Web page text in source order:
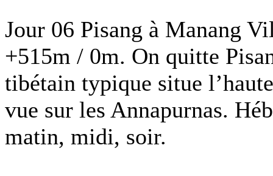
Jour 06 Pisang à Manang
+515m / 0m. On quitte
tibétain typique situe
vue sur les Annapurnas.
matin, midi, soir.